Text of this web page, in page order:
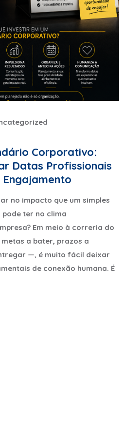
Corporativo:
Datas Profissionais
no impacto que um simples
pode ter no clima
Em meio à correria do
a bater, prazos a
—, é muito fácil deixar
de conexão humana. É